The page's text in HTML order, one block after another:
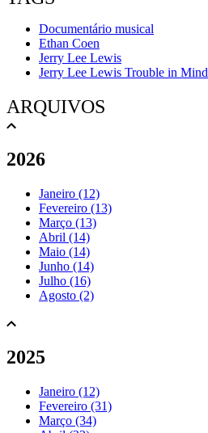
Documentário musical
Ethan Coen
Jerry Lee Lewis
Jerry Lee Lewis Trouble in Mind
ARQUIVOS
2026
Janeiro (12)
Fevereiro (13)
Março (13)
Abril (14)
Maio (14)
Junho (14)
Julho (16)
Agosto (2)
2025
Janeiro (12)
Fevereiro (31)
Março (34)